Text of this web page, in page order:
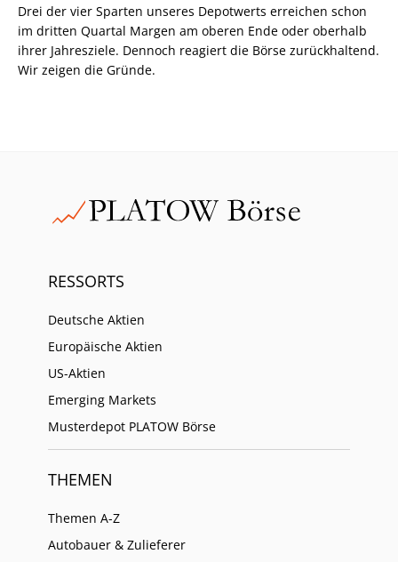
Drei der vier Sparten unseres Depotwerts erreichen schon
im dritten Quartal Margen am oberen Ende oder oberhalb
ihrer Jahresziele. Dennoch reagiert die Börse zurückhaltend.
Wir zeigen die Gründe.
RESSORTS
Deutsche Aktien
Europäische Aktien
US-Aktien
Emerging Markets
Musterdepot PLATOW Börse
THEMEN
Themen A-Z
Autobauer & Zulieferer